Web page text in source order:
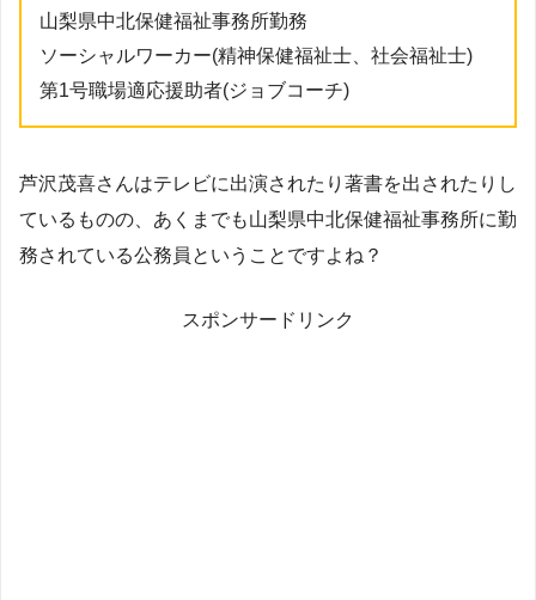
山梨県中北保健福祉事務所勤務
ソーシャルワーカー(精神保健福祉士、社会福祉士)
第1号職場適応援助者(ジョブコーチ)
芦沢茂喜さんはテレビに出演されたり著書を出されたりし
ているものの、あくまでも山梨県中北保健福祉事務所に勤
務されている公務員ということですよね？
スポンサードリンク